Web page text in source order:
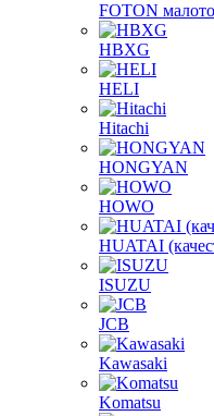
FOTON
HBXG
HELI
Hitachi
HONGYAN
HOWO
HUATAI
ISUZU
JCB
Kawasaki
Komatsu